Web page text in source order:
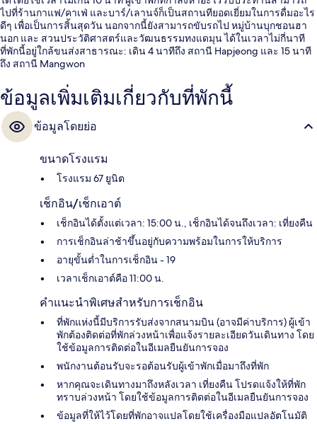
ไปที่ร้านกาแฟ/คาเฟ่ และบาร์/เลานจ์ก็เป็นสถานทียอดเยี่ยมในการดื่มอะไร
ดีๆ เพื่อเป็นการสิ้นสุดวัน นอกจากนี้ยังสามารถขับรถไป หมู่บ้านบุกชอนฮา
นอก และ สวนประวัติศาสตร์และวัฒนธรรมทงแดมุน ได้ในเวลาไม่กี่นาที
ที่พักนี้อยู่ใกล้ขนส่งสาธารณะ: เดิน 4 นาทีถึง สถานี Hapjeong และ 15 นาที
ถึง สถานี Mangwon
ข้อมูลเพิ่มเติมเกี่ยวกับที่พักนี้
ข้อมูลโดยย่อ
ขนาดโรงแรม
โรงแรม 67 ยูนิต
เช็กอิน/เช็กเอาต์
เช็กอินได้ตั้งแต่เวลา: 15:00 น., เช็กอินได้จนถึงเวลา: เที่ยงคืน
การเช็กอินล่าช้าขึ้นอยู่กับความพร้อมในการให้บริการ
อายุขั้นต่ำในการเช็กอิน - 19
เวลาเช็กเอาต์คือ 11:00 น.
คำแนะนำพิเศษสำหรับการเช็กอิน
ที่พักแห่งนี้มีบริการรับส่งจากสนามบิน (อาจมีค่าบริการ) ผู้เข้า
พักต้องติดต่อที่พักล่วงหน้าเพื่อแจ้งรายละเอียดวันเดินทาง โดย
ใช้ข้อมูลการติดต่อในอีเมลยืนยันการจอง
พนักงานต้อนรับจะรอต้อนรับผู้เข้าพักเมื่อมาถึงที่พัก
หากคุณจะเดินทางมาถึงหลังเวลา เที่ยงคืน โปรดแจ้งให้ที่พัก
ทราบล่วงหน้า โดยใช้ข้อมูลการติดต่อในอีเมลยืนยันการจอง
ข้อมูลที่ให้ไว้โดยที่พักอาจแปลโดยใช้เครื่องมือแปลอัตโนมัติ